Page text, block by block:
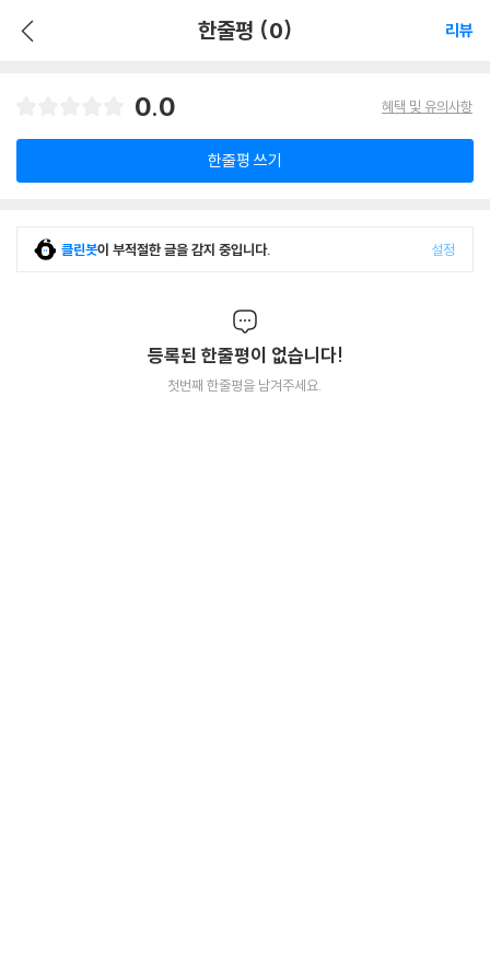
한줄평 (0) 리뷰
0.0 혜택 및 유의사항
한줄평 쓰기
클린봇이 부적절한 글을 감지 중입니다. 설정
등록된 한줄평이 없습니다!
첫번째 한줄평을 남겨주세요.